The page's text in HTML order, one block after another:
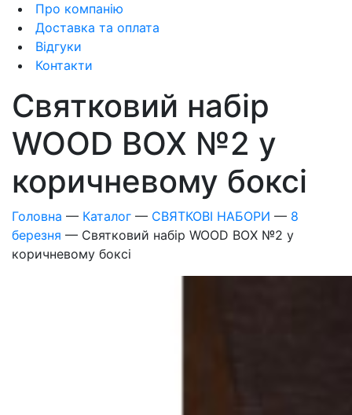
Про компанію
Доставка та оплата
Відгуки
Контакти
Святковий набір
WOOD BOX №2 у
коричневому боксі
Головна — Каталог — СВЯТКОВІ НАБОРИ — 8
березня — Святковий набір WOOD BOX №2 у
коричневому боксі